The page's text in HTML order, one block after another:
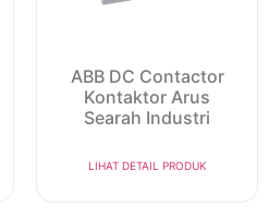
ABB DC Contactor
Kontaktor Arus
Searah Industri
LIHAT DETAIL PRODUK